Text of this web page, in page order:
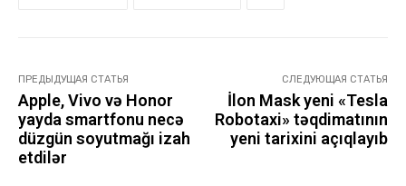
ПРЕДЫДУЩАЯ СТАТЬЯ
Apple, Vivo və Honor
yayda smartfonu necə
düzgün soyutmağı izah
etdilər
СЛЕДУЮЩАЯ СТАТЬЯ
İlon Mask yeni «Tesla
Robotaxi» təqdimatının
yeni tarixini açıqlayıb